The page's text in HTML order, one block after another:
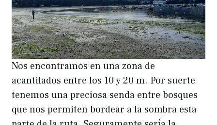
Nos encontramos en una zona de
acantilados entre los 10 y 20 m. Por suerte
tenemos una preciosa senda entre bosques
que nos permiten bordear a la sombra esta